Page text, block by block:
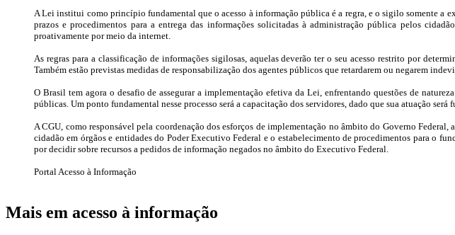
A Lei institui como princípio fundamental que o acesso à informação pública é a regra, e o sigilo somente a
prazos e procedimentos para a entrega das informações solicitadas à administração pública pelos
proativamente por meio da internet.
As regras para a classificação de informações sigilosas, aquelas deverão ter o seu acesso restrito por
Também estão previstas medidas de responsabilização dos agentes públicos que retardarem ou negarem
O Brasil tem agora o desafio de assegurar a implementação efetiva da Lei, enfrentando questões de
públicas. Um ponto fundamental nesse processo será a capacitação dos servidores, dado que sua atuação será
A CGU, como responsável pela coordenação dos esforços de implementação no âmbito do Governo
cidadão em órgãos e entidades do Poder Executivo Federal e o estabelecimento de procedimentos para o
por decidir sobre recursos a pedidos de informação negados no âmbito do Executivo Federal.
Portal Acesso à Informação
Mais em acesso à informação